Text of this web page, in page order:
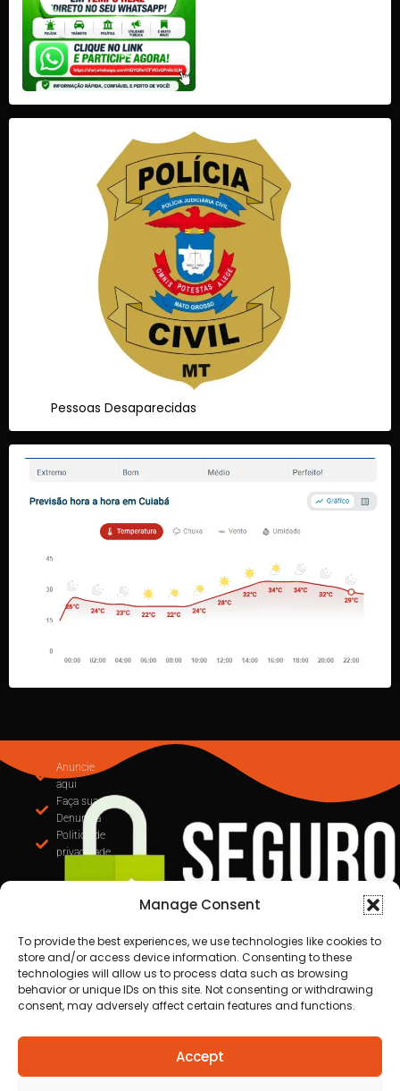
Manage Consent
To provide the best experiences, we use technologies like cookies to
store and/or access device information. Consenting to these
technologies will allow us to process data such as browsing
behavior or unique IDs on this site. Not consenting or withdrawing
consent, may adversely affect certain features and functions.
Accept
Pessoas Desaparecidas
Anuncie
aqui
Faça sua
Denuncia
Politica de
privacidade
MT | 2025
Desenvolvido por Cafecursinho - soluções digitais